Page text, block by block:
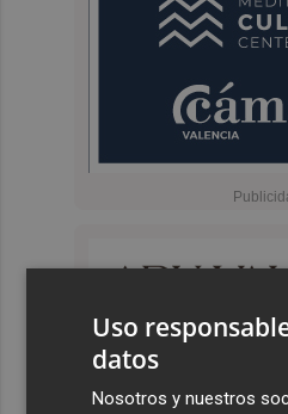
Uso
datos
Nosotros y nuestros